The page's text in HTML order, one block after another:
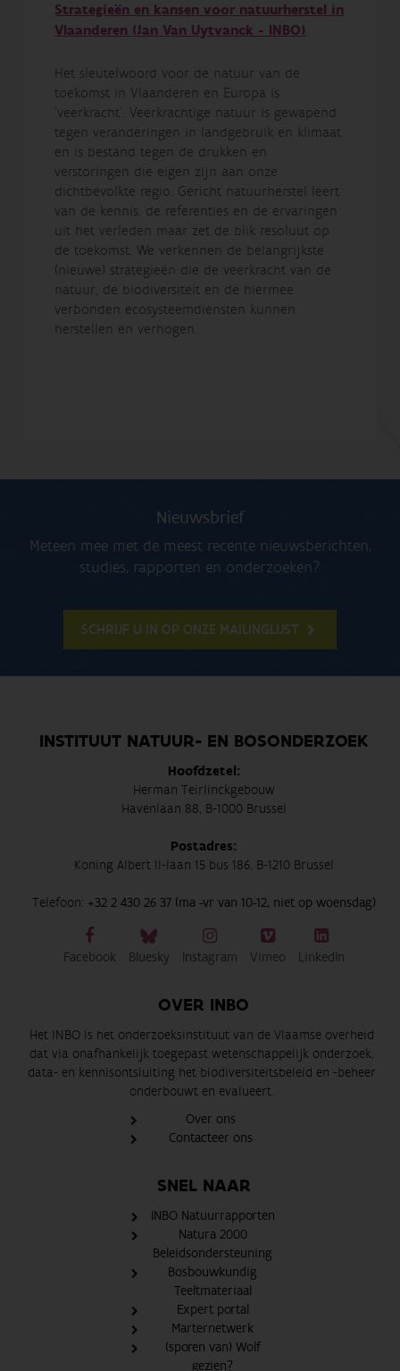
Strategieën en kansen voor natuurherstel in
Vlaanderen (Jan Van Uytvanck - INBO)
Het sleutelwoord voor de natuur van de
toekomst in Vlaanderen en Europa is
‘veerkracht’. Veerkrachtige natuur is gewapend
tegen veranderingen in landgebruik en klimaat
en is bestand tegen de drukken en
verstoringen die eigen zijn aan onze
dichtbevolkte regio. Gericht natuurherstel leert
van de kennis, de referenties en de ervaringen
uit het verleden maar zet de blik resoluut op
de toekomst. We verkennen de belangrijkste
(nieuwe) strategieën die de veerkracht van de
natuur, de biodiversiteit en de hiermee
verbonden ecosysteemdiensten kunnen
herstellen en verhogen.
Nieuwsbrief
Meteen mee met de meest recente nieuwsberichten,
studies, rapporten en onderzoeken?
SCHRIJF U IN OP ONZE MAILINGLIJST
INSTITUUT NATUUR- EN BOSONDERZOEK
Hoofdzetel:
Herman Teirlinckgebouw
Havenlaan 88, B-1000 Brussel
Postadres:
Koning Albert II-laan 15 bus 186, B-1210 Brussel
Telefoon: +32 2 430 26 37 (ma -vr van 10-12, niet op woensdag)
Facebook Bluesky Instagram Vimeo LinkedIn
OVER INBO
Het INBO is het onderzoeksinstituut van de Vlaamse overheid
dat via onafhankelijk toegepast wetenschappelijk onderzoek,
data- en kennisontsluiting het biodiversiteitsbeleid en -beheer
onderbouwt en evalueert.
Over ons
Contacteer ons
SNEL NAAR
INBO Natuurrapporten
Natura 2000
Beleidsondersteuning
Bosbouwkundig
Teeltmateriaal
Expert portal
Marternetwerk
(sporen van) Wolf
gezien?